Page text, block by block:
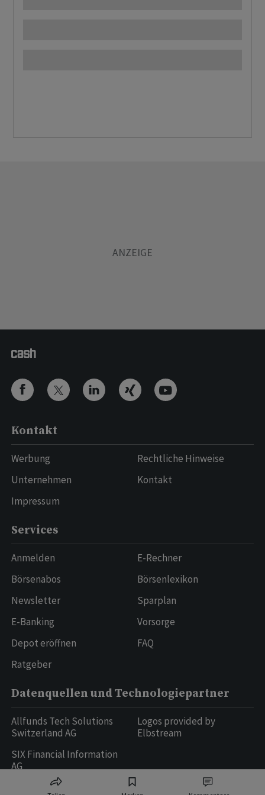
Kontakt
Werbung
Unternehmen
Impressum
Rechtliche Hinweise
Kontakt
Services
Anmelden
Börsenabos
Newsletter
E-Banking
Depot eröffnen
Ratgeber
E-Rechner
Börsenlexikon
Sparplan
Vorsorge
FAQ
Datenquellen und Technologiepartner
Allfunds Tech Solutions
Switzerland AG
SIX Financial Information
AG
Logos provided by
Elbstream